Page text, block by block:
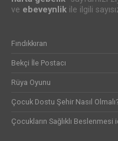
ve ebeveynlikile ilgili
Fındıkkıran
Bekçi İle Postacı
Rüya Oyunu
Çocuk Dostu Şehir Nasıl
Çocukların Sağlıklı Beslenmesi